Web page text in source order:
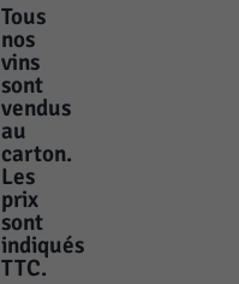
Tous
nos
vins
sont
vendus
au
carton.
Les
prix
sont
indiqués
TTC.